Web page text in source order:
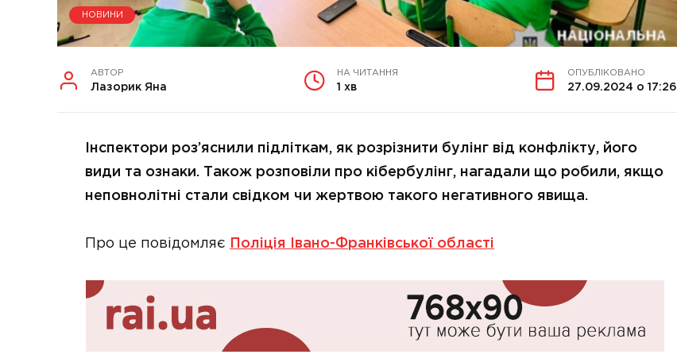
НОВИНИ
АВТОР
Лазорик Яна
НА ЧИТАННЯ
1 хв
ОПУБЛІКОВАНО
27.09.2024 о 17:26
Інспектори роз’яснили підліткам, як розрізнити булінг від конфлікту, його
види та ознаки. Також розповіли про кібербулінг, нагадали що робили, якщо
неповнолітні стали свідком чи жертвою такого негативного явища.
Про це повідомляє Поліція Івано-Франківської області